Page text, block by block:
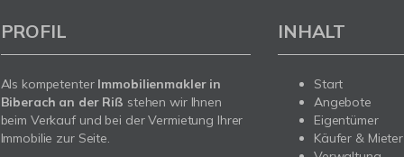
PROFIL
Als kompetenter Immobilienmakler in
Biberach an der Riß stehen wir Ihnen
beim Verkauf und bei der Vermietung Ihrer
Immobilie zur Seite.
INHALT
Start
Angebote
Eigentümer
Käufer & Mieter